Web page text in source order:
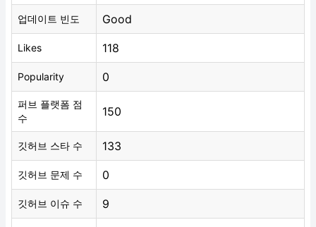
업데이트 빈도 Good
Likes 118
Popularity 0
퍼브 플랫폼 점
수
150
깃허브 스타 수 133
깃허브 문제 수 0
깃허브 이슈 수 9